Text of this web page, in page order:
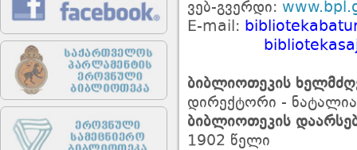
ვებ-გვერდი:
E-mail:
ბიბლიოთეკის
დირექტორი - ნატალია
ბიბლიოთეკის
1902 წელი